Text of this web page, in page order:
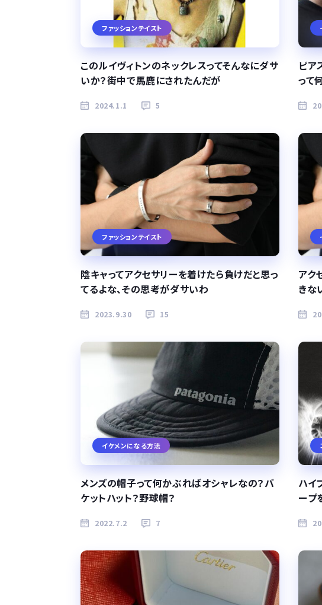
ファッションテイスト
このルイヴィトンのネックレスってそんなにダサ
いか？街中で馬鹿にされたんだが
2024.1.1 5
ピア
って
ファッションテイスト
陰キャってアクセサリーを着けたら負けだと思っ
てるよな、その思考がダサいわ
2023.9.30 15
アク
きな
イケメンになる方法
メンズの帽子って何かぶればオシャレなの？バ
ケットハット？野球帽？
2022.7.2 7
ハイ
ープ